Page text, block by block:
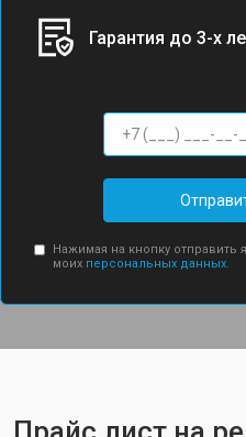
Гарантия до 3-х
Нажимая на кнопку отправить
моих персональных данных.